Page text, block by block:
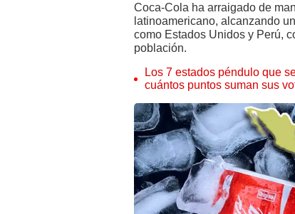
Coca-Cola ha arraigado de
latinoamericano, alcanzando
como Estados Unidos y Perú,
población.
Los 7 estados péndulo que
cuántos puntos suman sus